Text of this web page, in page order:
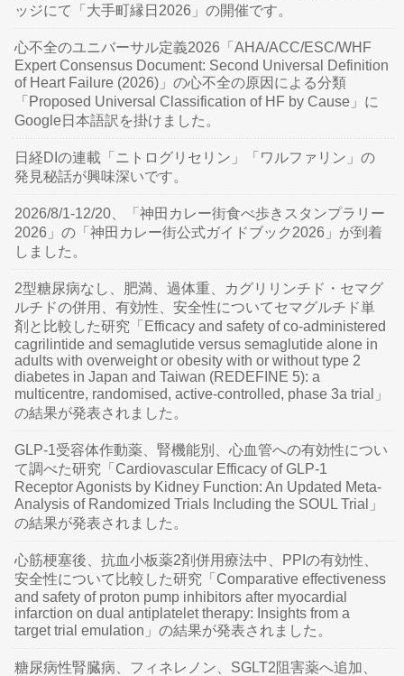
ッジにて「大手町縁日2026」の開催です。
心不全のユニバーサル定義2026「AHA/ACC/ESC/WHF
Expert Consensus Document: Second Universal Definition
of Heart Failure (2026)」の心不全の原因による分類
「Proposed Universal Classification of HF by Cause」に
Google日本語訳を掛けました。
日経DIの連載「ニトログリセリン」「ワルファリン」の
発見秘話が興味深いです。
2026/8/1-12/20、「神田カレー街食べ歩きスタンプラリー
2026」の「神田カレー街公式ガイドブック2026」が到着
しました。
2型糖尿病なし、肥満、過体重、カグリリンチド・セマグ
ルチドの併用、有効性、安全性についてセマグルチド単
剤と比較した研究「Efficacy and safety of co-administered
cagrilintide and semaglutide versus semaglutide alone in
adults with overweight or obesity with or without type 2
diabetes in Japan and Taiwan (REDEFINE 5): a
multicentre, randomised, active-controlled, phase 3a trial」
の結果が発表されました。
GLP-1受容体作動薬、腎機能別、心血管への有効性につい
て調べた研究「Cardiovascular Efficacy of GLP-1
Receptor Agonists by Kidney Function: An Updated Meta-
Analysis of Randomized Trials Including the SOUL Trial」
の結果が発表されました。
心筋梗塞後、抗血小板薬2剤併用療法中、PPIの有効性、
安全性について比較した研究「Comparative effectiveness
and safety of proton pump inhibitors after myocardial
infarction on dual antiplatelet therapy: Insights from a
target trial emulation」の結果が発表されました。
糖尿病性腎臓病、フィネレノン、SGLT2阻害薬へ追加、